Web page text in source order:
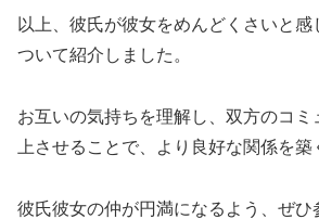
以上、彼氏が彼女をめんどくさいと感
ついて紹介しました。
お互いの気持ちを理解し、双方のコミ
上させることで、より良好な関係を築
彼氏彼女の仲が円満になるよう、ぜひ